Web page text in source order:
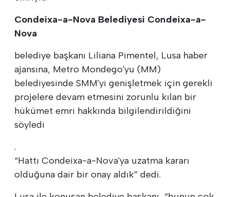
Condeixa-a-Nova Belediyesi Condeixa-a-
Nova
belediye başkanı Liliana Pimentel, Lusa haber
ajansına, Metro Mondego'yu (MM)
belediyesinde SMM'yi genişletmek için gerekli
projelere devam etmesini zorunlu kılan bir
hükümet emri hakkında bilgilendirildiğini
söyledi
.
“Hattı Condeixa-a-Nova'ya uzatma kararı
olduğuna dair bir onay aldık” dedi.